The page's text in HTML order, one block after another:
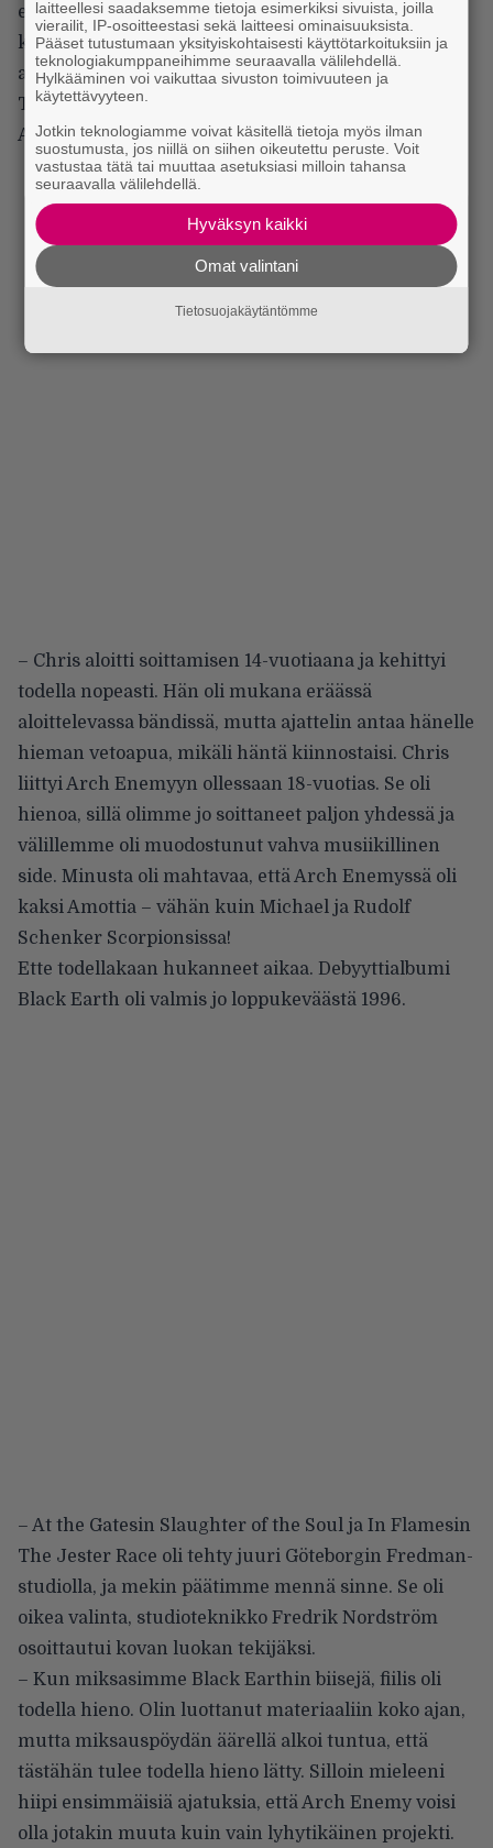
ensimmäiseksi laulaja Johan Liiva, joka oli vanha
kaverini death metal -bändi Carnagen [1988–1990]
ajoilta.
Toiseksi kitaristiksi tuli pikkuveljesi Christopher
Amott.
– Chris aloitti soittamisen 14-vuotiaana ja kehittyi
todella nopeasti. Hän oli mukana eräässä
aloittelevassa bändissä, mutta ajattelin antaa hänelle
hieman vetoapua, mikäli häntä kiinnostaisi. Chris
liittyi Arch Enemyyn ollessaan 18-vuotias. Se oli
hienoa, sillä olimme jo soittaneet paljon yhdessä ja
välillemme oli muodostunut vahva musiikillinen
side. Minusta oli mahtavaa, että Arch Enemyssä oli
kaksi Amottia – vähän kuin Michael ja Rudolf
Schenker Scorpionsissa!
Ette todellakaan hukanneet aikaa. Debyyttialbumi
Black Earth oli valmis jo loppukeväästä 1996.
– At the Gatesin Slaughter of the Soul ja In Flamesin
The Jester Race oli tehty juuri Göteborgin Fredman-
studiolla, ja mekin päätimme mennä sinne. Se oli
oikea valinta, studioteknikko Fredrik Nordström
osoittautui kovan luokan tekijäksi.
– Kun miksasimme Black Earthin biisejä, fiilis oli
todella hieno. Olin luottanut materiaaliin koko ajan,
mutta miksauspöydän äärellä alkoi tuntua, että
tästähän tulee todella hieno lätty. Silloin mieleeni
hiipi ensimmäisiä ajatuksia, että Arch Enemy voisi
olla jotakin muuta kuin vain lyhytikäinen projekti.
laitteellesi saadaksemme tietoja esimerkiksi sivuista, joilla
vierailit, IP-osoitteestasi sekä laitteesi ominaisuuksista.
Pääset tutustumaan yksityiskohtaisesti käyttötarkoituksiin ja
teknologiakumppaneihimme seuraavalla välilehdellä.
Hylkääminen voi vaikuttaa sivuston toimivuuteen ja
käytettävyyteen.
Jotkin teknologiamme voivat käsitellä tietoja myös ilman
suostumusta, jos niillä on siihen oikeutettu peruste. Voit
vastustaa tätä tai muuttaa asetuksiasi milloin tahansa
seuraavalla välilehdellä.
Hyväksyn kaikki
Omat valintani
Tietosuojakäytäntömme